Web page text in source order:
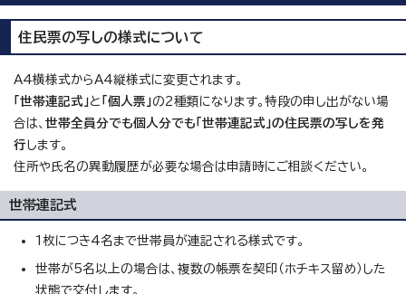
住民票の写しの様式について
A4横様式からA4縦様式に変更されます。
「世帯連記式」と 「個人票」の2種類になります。特段の申し出がない場
合は、 世帯全員分でも個人分でも「世帯連記式」の住民票の写しを発
行 します。
住所や氏名の異動履歴が必要な場合は申請時にご相談ください。
世帯連記式
1枚につき4名まで世帯員が連記される様式です。
世帯が5名以上の場合は、複数の帳票を契印（ホチキス留め）した
状態で交付します。